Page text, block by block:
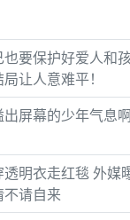
要保护好爱人和
让人意难平！
屏幕的少年气息
明衣走红毯 外媒
请自来